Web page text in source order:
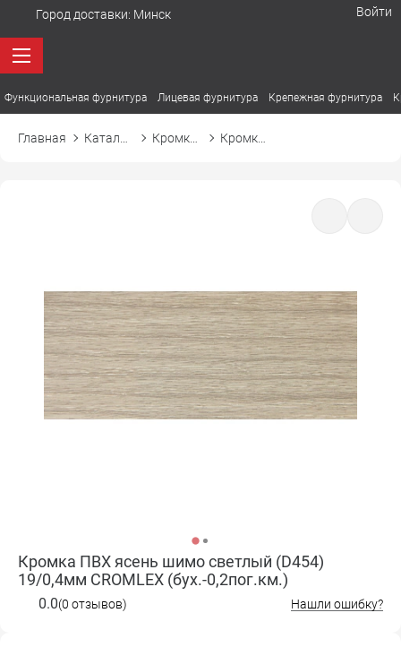
Город доставки: Минск Войти
Функциональная фурнитура Лицевая фурнитура Крепежная фурнитура
Главная
Кромка ПВХ ясень шимо светлый (D454)
19/0,4мм CROMLEX (бух.-0,2пог.км.)
0.0(0 отзывов) Нашли ошибку?